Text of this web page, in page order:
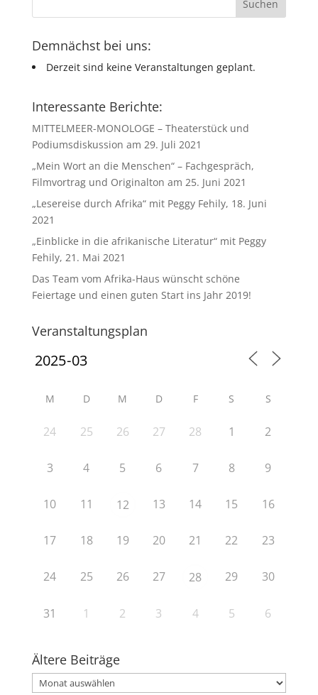
Demnächst bei uns:
Derzeit sind keine Veranstaltungen geplant.
Interessante Berichte:
MITTELMEER-MONOLOGE – Theaterstück und
Podiumsdiskussion am 29. Juli 2021
„Mein Wort an die Menschen“ – Fachgespräch,
Filmvortrag und Originalton am 25. Juni 2021
„Lesereise durch Afrika“ mit Peggy Fehily, 18. Juni
2021
„Einblicke in die afrikanische Literatur“ mit Peggy
Fehily, 21. Mai 2021
Das Team vom Afrika-Haus wünscht schöne
Feiertage und einen guten Start ins Jahr 2019!
Veranstaltungsplan
M D M D F S S
24 25 26 27 28 1 2
3 4 5 6 7 8 9
10 11 12 13 14 15 16
17 18 19 20 21 22 23
24 25 26 27 28 29 30
31 1 2 3 4 5 6
Ältere Beiträge
Ältere